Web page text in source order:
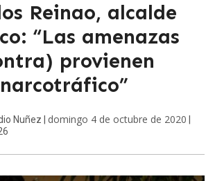
Reinao, alcalde
“Las amenazas
provienen
Nuñez | domingo 4 de octubre de 2020